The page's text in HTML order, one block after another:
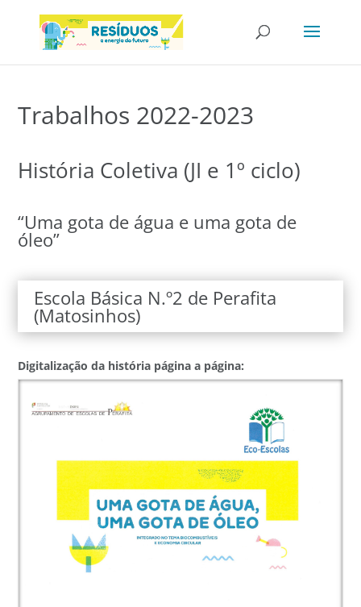
Trabalhos 2022-2023
História Coletiva (JI e 1º ciclo)
“Uma gota de água e uma gota de
óleo”
Escola Básica N.º2 de Perafita
(Matosinhos)
Digitalização da história página a página: